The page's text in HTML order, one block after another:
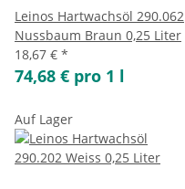
Leinos Hartwachsöl 290.062
Nussbaum Braun 0,25 Liter
18,67 € *
74,68 € pro 1 l
Auf Lager